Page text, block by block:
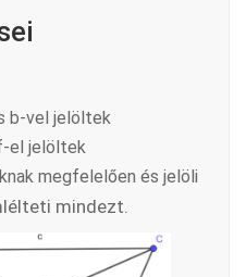
b-vel jelöltek
el jelöltek
megfelelően és jelöli
mindezt.